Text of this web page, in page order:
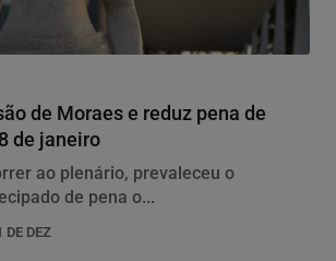
de Moraes e reduz pena de
de janeiro
ao plenário, prevaleceu o
de pena o...
DE DEZ